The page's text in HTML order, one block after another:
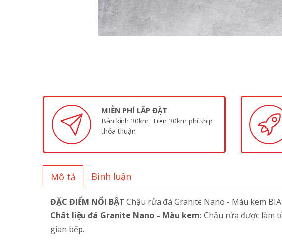
MIỄN PHÍ LẮP ĐẶT
Bán kính 30km. Trên 30km phí ship
thỏa thuận
Mô tả Bình luận
ĐẶC ĐIỂM NỔI BẬT Chậu rửa đá Granite Nano - Màu kem
Chất liệu đá Granite Nano – Màu kem: Chậu rửa được làm
gian bếp.